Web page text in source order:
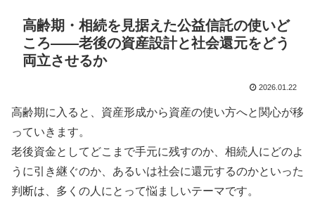
高齢期・相続を見据えた公益信託の使いど
ころ――老後の資産設計と社会還元をどう
両立させるか
2026.01.22
高齢期に入ると、資産形成から資産の使い方へと関心が移
っていきます。
老後資金としてどこまで手元に残すのか、相続人にどのよ
うに引き継ぐのか、あるいは社会に還元するのかといった
判断は、多くの人にとって悩ましいテーマです。